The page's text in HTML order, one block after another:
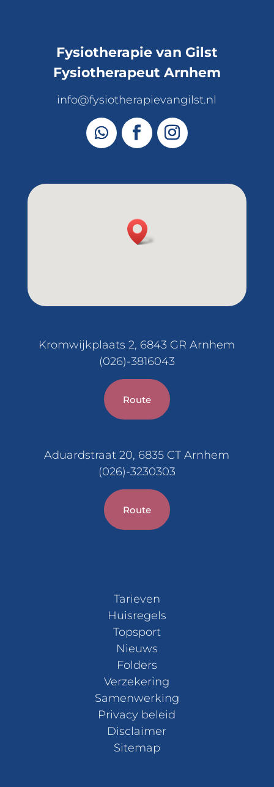
Fysiotherapie van Gilst
Fysiotherapeut Arnhem
info@fysiotherapievangilst.nl
Kromwijkplaats 2, 6843 GR Arnhem
(026)-3816043
Route
Aduardstraat 20, 6835 CT Arnhem
(026)-3230303
Route
Tarieven
Huisregels
Topsport
Nieuws
Folders
Verzekering
Samenwerking
Privacy beleid
Disclaimer
Sitemap